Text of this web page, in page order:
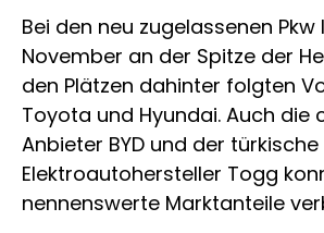
Bei den neu zugelassenen
November an der Spitze der
den Plätzen dahinter folgten
Toyota und Hyundai. Auch die
Anbieter BYD und der türkische
Elektroautohersteller Togg
nennenswerte Marktanteile